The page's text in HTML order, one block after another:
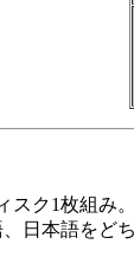
ク1枚組み
日本語をど